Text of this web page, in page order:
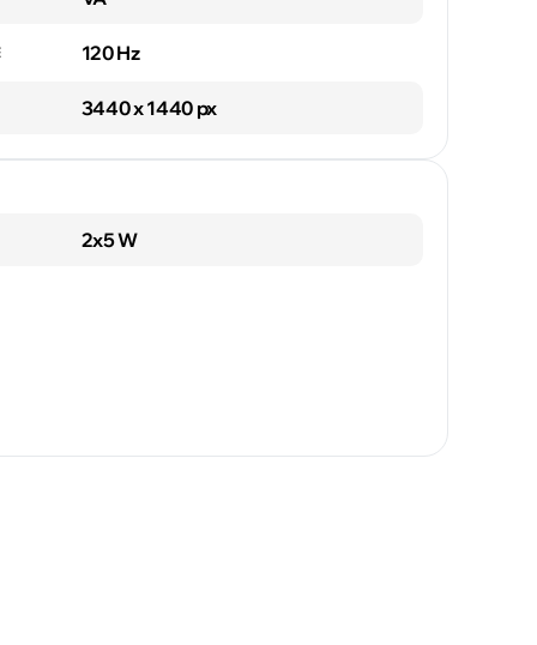
120 Hz
3440 x 1440 px
2x5 W